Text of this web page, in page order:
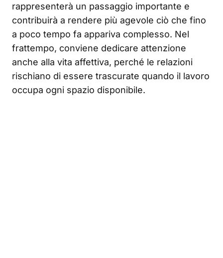
rappresenterà un passaggio importante e
contribuirà a rendere più agevole ciò che fino
a poco tempo fa appariva complesso. Nel
frattempo, conviene dedicare attenzione
anche alla vita affettiva, perché le relazioni
rischiano di essere trascurate quando il lavoro
occupa ogni spazio disponibile.